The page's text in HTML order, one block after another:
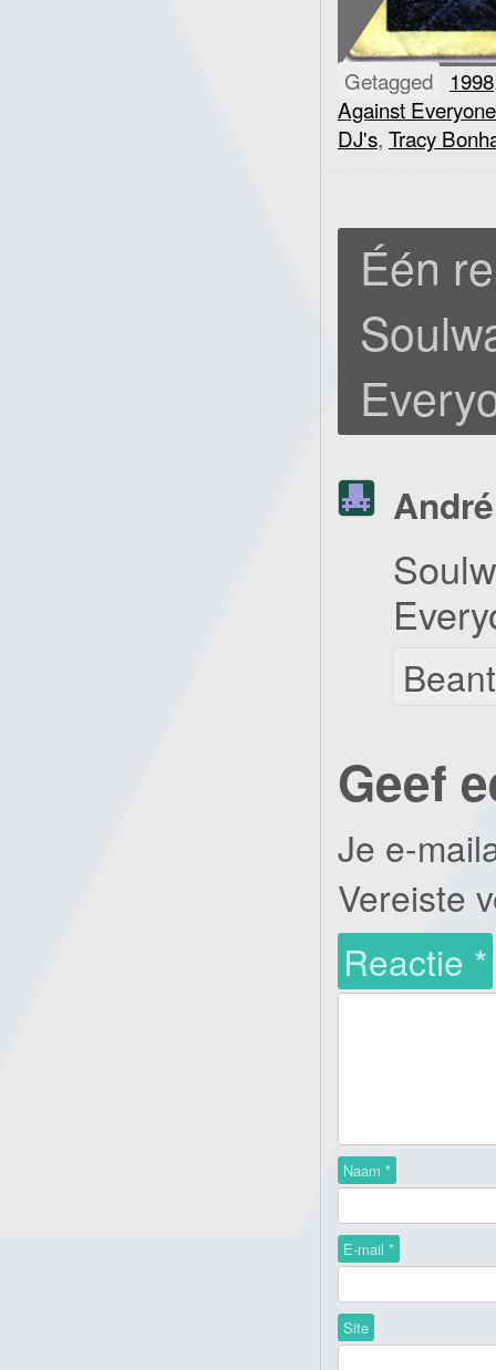
Getagged 1998
Against
DJ's, Tracy
Één
André
Geef
Je e-
Vereiste
Reactie *
Naam *
E-mail *
Site